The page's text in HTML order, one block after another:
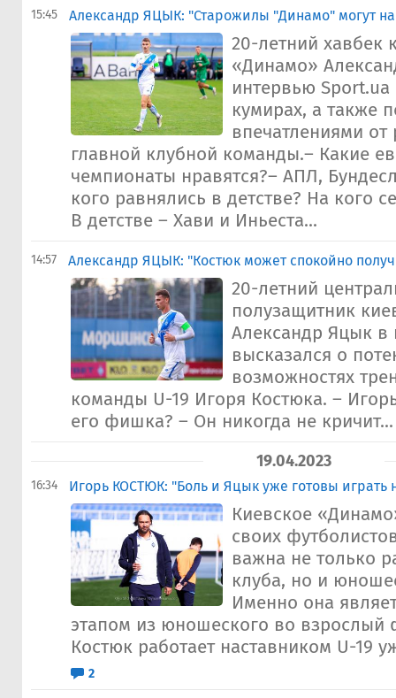
15:45 Александр ЯЦЫК: "Старожилы "Динамо" могут
20-летний хавбек
«Динамо»
интервью Sport.ua
кумирах, а также
впечатлениями от
главной клубной команды.– Какие
чемпионаты нравятся?– АПЛ,
кого равнялись в детстве? На кого
В детстве – Хави и Иньеста...
14:57 Александр ЯЦЫК: "Костюк может спокойно
20-летний
полузащитник
Александр Яцык в
высказался о
возможностях
команды U-19 Игоря Костюка. –
его фишка? – Он никогда не кричит...
19.04.2023
16:34 Игорь КОСТЮК: "Боль и Яцык уже готовы играть
Киевское
своих
важна не только
клуба, но и
Именно она
этапом из юношеского во взрослый
Костюк работает наставником U-19
2